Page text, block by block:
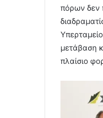
πόρων δεν
μετάβαση
πλαίσιο